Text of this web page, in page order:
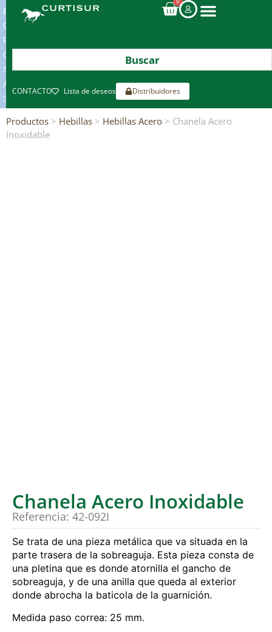
ENVIOS
GRATIS
POR
COMPRAS
SUPERIORES
A
300€*
CONTACTO Lista de deseos Distribuidores
Productos > Hebillas > Hebillas Acero > Chanela Acero
Inoxidable
Chanela Acero Inoxidable
Referencia: 42-092I
Se trata de una pieza metálica que va situada en la
parte trasera de la sobreaguja. Esta pieza consta de
una pletina que es donde atornilla el gancho de
sobreaguja, y de una anilla que queda al exterior
donde abrocha la baticola de la guarnición.
Medida paso correa: 25 mm.